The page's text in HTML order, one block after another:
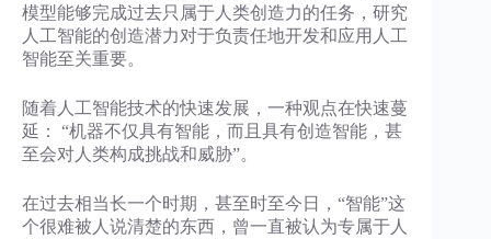
模型能够完成过去只属于人类创造力的任务，研究
人工智能的创造潜力对于负责任地开发和应用人工
智能至关重要。
随着人工智能技术的快速发展，一种观点在快速蔓
延： “机器不仅具有智能，而且具有创造智能，甚
至会对人类构成挑战和威胁”。
在过去相当长一个时期，甚至时至今日，“智能”这
个很难被人说清楚的东西，曾一直被认为专属于人